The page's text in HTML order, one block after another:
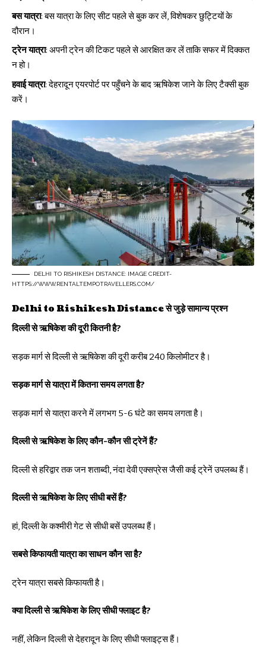
बस यात्रा: बस यात्रा के लिए सीट पहले से बुक कर लें, विशेषकर छुट्टियों के
दौरान।
ट्रेन यात्रा: अपनी ट्रेन की टिकट पहले से आरक्षित कर लें ताकि सफर में दिक्कत
न हो।
हवाई यात्रा: देहरादून एयरपोर्ट पर पहुँचने के बाद ऋषिकेश जाने के लिए टैक्सी बुक
करें।
DELHI TO RISHIKESH DISTANCE: IMAGE CREDIT-
HTTPS://WWW.RENTALTEMPOTRAVELLERS.COM/
Delhi to Rishikesh Distance से जुड़े सामान्य प्रश्न
दिल्ली से ऋषिकेश की दूरी कितनी है?
सड़क मार्ग से दिल्ली से ऋषिकेश की दूरी करीब 240 किलोमीटर है।
सड़क मार्ग से यात्रा में कितना समय लगता है?
सड़क मार्ग से यात्रा करने में लगभग 5-6 घंटे का समय लगता है।
दिल्ली से ऋषिकेश के लिए कौन-कौन सी ट्रेनें हैं?
दिल्ली से हरिद्वार तक जन शताब्दी, नंदा देवी एक्सप्रेस जैसी कई ट्रेनें उपलब्ध हैं।
दिल्ली से ऋषिकेश के लिए सीधी बसें हैं?
हां, दिल्ली के कश्मीरी गेट से सीधी बसें उपलब्ध हैं।
सबसे किफायती यात्रा का साधन कौन सा है?
ट्रेन यात्रा सबसे किफायती है।
क्या दिल्ली से ऋषिकेश के लिए सीधी फ्लाइट है?
नहीं, लेकिन दिल्ली से देहरादून के लिए सीधी फ्लाइट्स हैं।